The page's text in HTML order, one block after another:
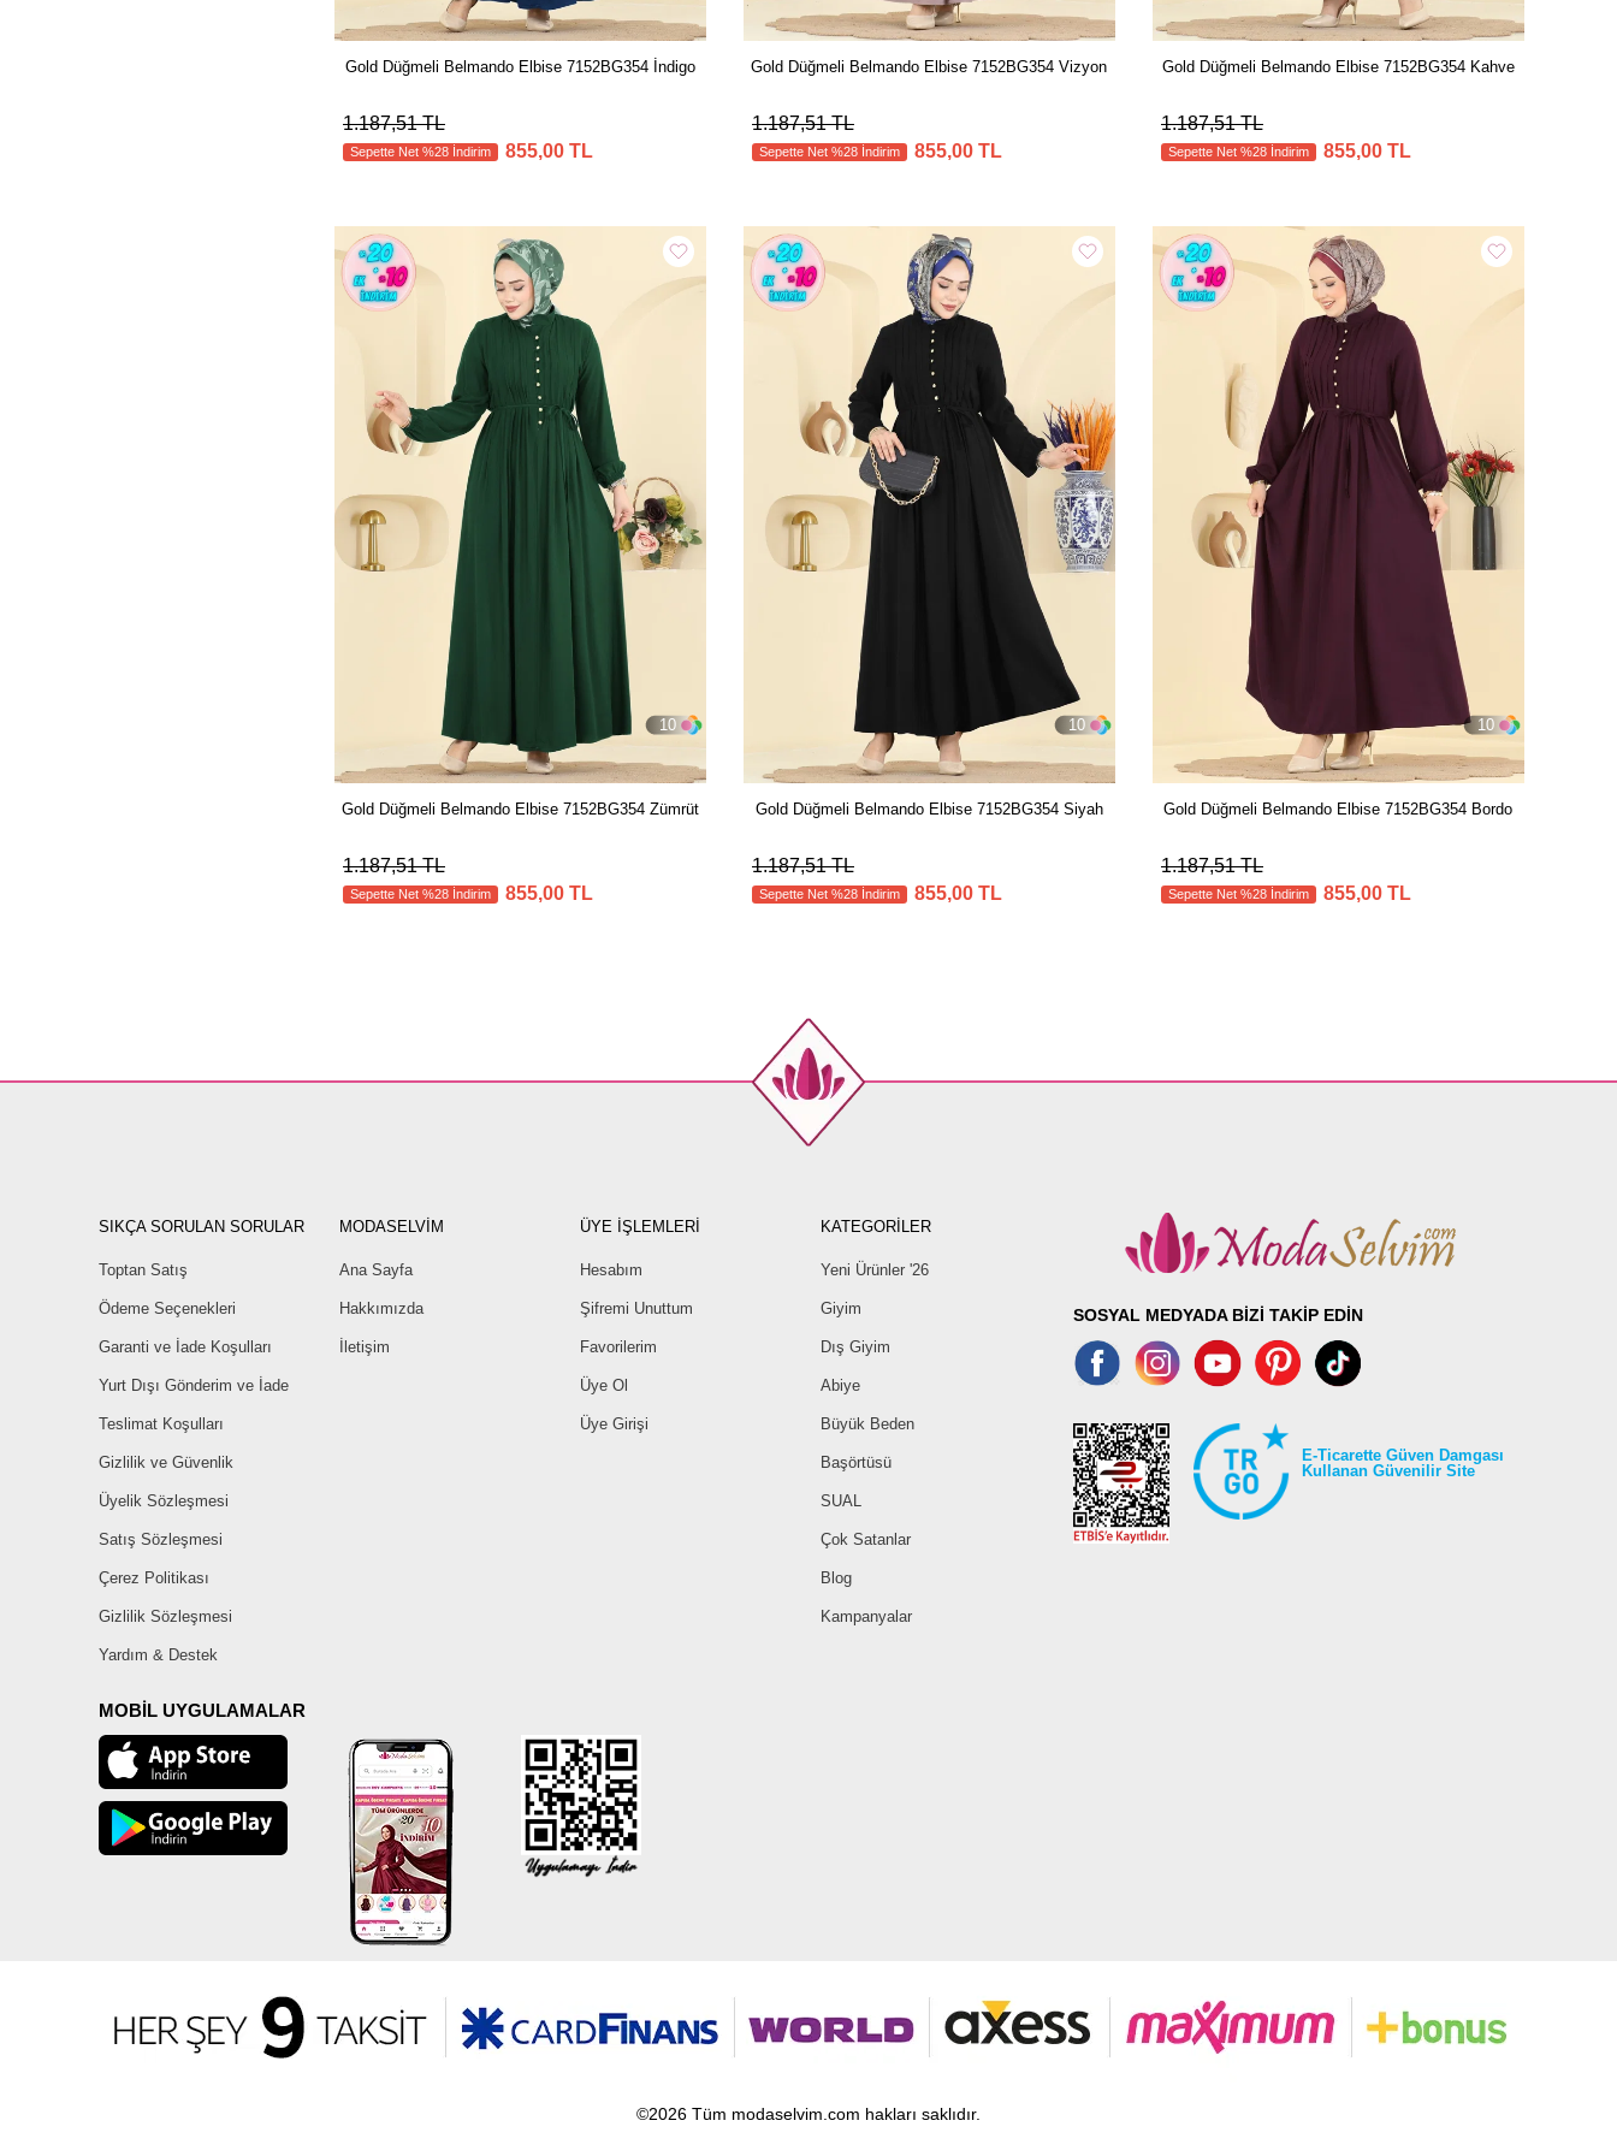
Gold Düğmeli Belmando Elbise 7152BG354 İndigo
1.187,51 TL
Sepette Net %28 İndirim 855,00 TL
Gold Düğmeli Belmando Elbise 7152BG354 Vizyon
1.187,51 TL
Sepette Net %28 İndirim 855,00 TL
Gold Düğmeli Belmando Elbise 7152BG354 Kahve
1.187,51 TL
Sepette Net %28 İndirim 855,00 TL
10
Gold Düğmeli Belmando Elbise 7152BG354 Zümrüt
1.187,51 TL
Sepette Net %28 İndirim 855,00 TL
10
Gold Düğmeli Belmando Elbise 7152BG354 Siyah
1.187,51 TL
Sepette Net %28 İndirim 855,00 TL
10
Gold Düğmeli Belmando Elbise 7152BG354 Bordo
1.187,51 TL
Sepette Net %28 İndirim 855,00 TL
SIKÇA SORULAN SORULAR
Toptan Satış
Ödeme Seçenekleri
Garanti ve İade Koşulları
Yurt Dışı Gönderim ve İade
Teslimat Koşulları
Gizlilik ve Güvenlik
Üyelik Sözleşmesi
Satış Sözleşmesi
Çerez Politikası
Gizlilik Sözleşmesi
Yardım & Destek
MODASELVİM
Ana Sayfa
Hakkımızda
İletişim
ÜYE İŞLEMLERİ
Hesabım
Şifremi Unuttum
Favorilerim
Üye Ol
Üye Girişi
KATEGORİLER
Yeni Ürünler '26
Giyim
Dış Giyim
Abiye
Büyük Beden
Başörtüsü
SUAL
Çok Satanlar
Blog
Kampanyalar
MOBİL UYGULAMALAR
SOSYAL MEDYADA BİZİ TAKİP EDİN
E-Ticarette Güven Damgası
Kullanan Güvenilir Site
©2026 Tüm modaselvim.com hakları saklıdır.